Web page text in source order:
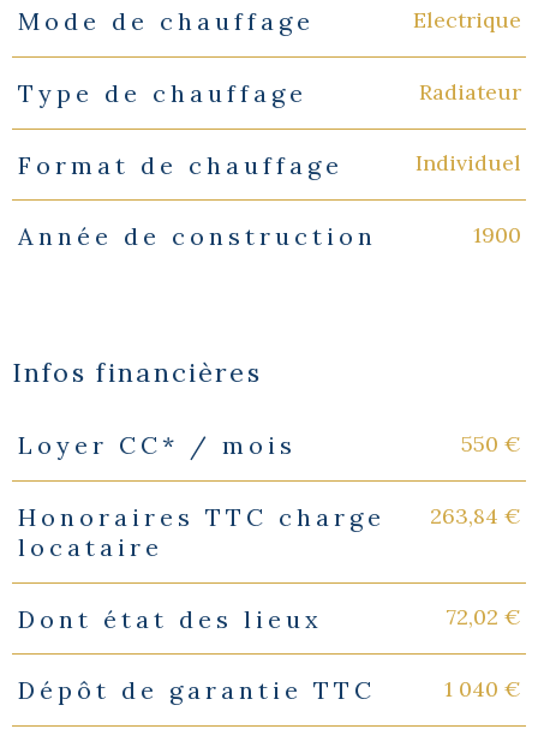
Mode de chauffage Electrique
Type de chauffage Radiateur
Format de chauffage Individuel
Année de construction 1900
Infos financières
Caractéristiques Valeurs
Loyer CC* / mois 550 €
Honoraires TTC charge
locataire
263,84 €
Dont état des lieux 72,02 €
Dépôt de garantie TTC 1 040 €